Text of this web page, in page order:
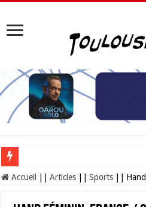
Les Nocturnes de la Cité de l’espace
Accueil Articles Sports